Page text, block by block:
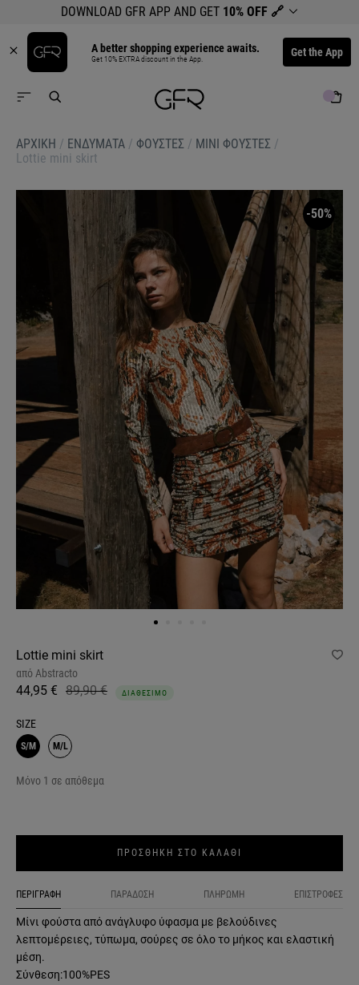
DOWNLOAD GFR APP AND GET 10% OFF 🔗
A better shopping experience awaits.
Get 10% EXTRA discount in the App. Get the App
ΑΡΧΙΚΉ / ΕΝΔΥΜΑΤΑ / ΦΟΥΣΤΕΣ / ΜΙΝΙ ΦΟΥΣΤΕΣ /
Lottie mini skirt
-50%
Lottie mini skirt
από Abstracto
44,95 € 89,90 € ΔΙΑΘΕΣΙΜΟ
SIZE
S/M M/L
Μόνο 1 σε απόθεμα
ΠΡΟΣΘΗΚΗ ΣΤΟ ΚΑΛΑΘΙ
ΠΕΡΙΓΡΑΦΗ ΠΑΡΑΔΟΣΗ ΠΛΗΡΩΜΗ ΕΠΙΣΤΡΟΦΕΣ
Μίνι φούστα από ανάγλυφο ύφασμα με βελούδινες
λεπτομέρειες, τύπωμα, σούρες σε όλο το μήκος και ελαστική
μέση.
Σύνθεση:100%PES